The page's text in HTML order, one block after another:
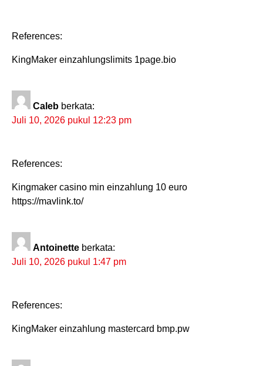
References:
KingMaker einzahlungslimits 1page.bio
Caleb berkata:
Juli 10, 2026 pukul 12:23 pm
References:
Kingmaker casino min einzahlung 10 euro
https://mavlink.to/
Antoinette berkata:
Juli 10, 2026 pukul 1:47 pm
References:
KingMaker einzahlung mastercard bmp.pw